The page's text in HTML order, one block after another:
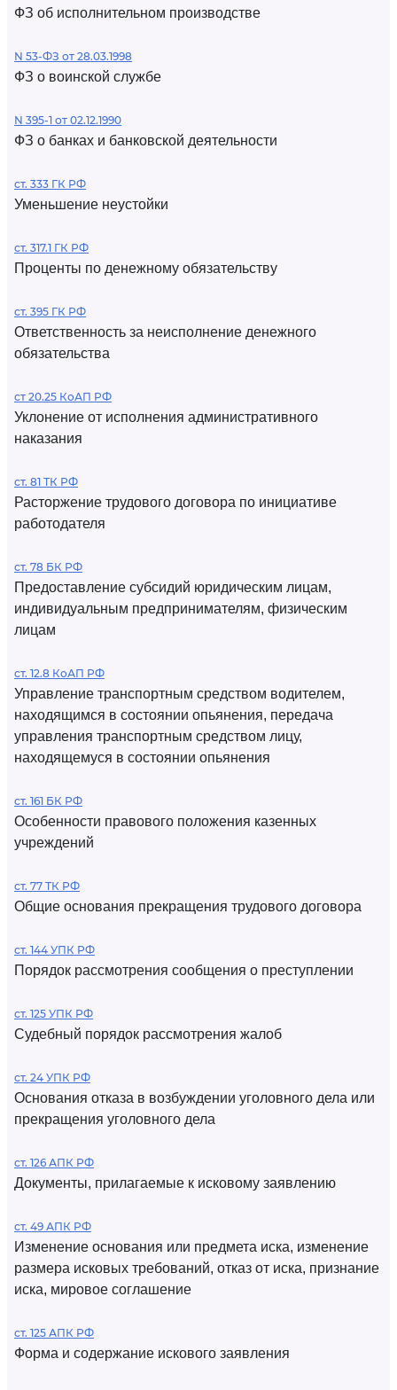
ФЗ об исполнительном производстве
N 53-ФЗ от 28.03.1998
ФЗ о воинской службе
N 395-1 от 02.12.1990
ФЗ о банках и банковской деятельности
ст. 333 ГК РФ
Уменьшение неустойки
ст. 317.1 ГК РФ
Проценты по денежному обязательству
ст. 395 ГК РФ
Ответственность за неисполнение денежного
обязательства
ст 20.25 КоАП РФ
Уклонение от исполнения административного
наказания
ст. 81 ТК РФ
Расторжение трудового договора по инициативе
работодателя
ст. 78 БК РФ
Предоставление субсидий юридическим лицам,
индивидуальным предпринимателям, физическим
лицам
ст. 12.8 КоАП РФ
Управление транспортным средством водителем,
находящимся в состоянии опьянения, передача
управления транспортным средством лицу,
находящемуся в состоянии опьянения
ст. 161 БК РФ
Особенности правового положения казенных
учреждений
ст. 77 ТК РФ
Общие основания прекращения трудового договора
ст. 144 УПК РФ
Порядок рассмотрения сообщения о преступлении
ст. 125 УПК РФ
Судебный порядок рассмотрения жалоб
ст. 24 УПК РФ
Основания отказа в возбуждении уголовного дела или
прекращения уголовного дела
ст. 126 АПК РФ
Документы, прилагаемые к исковому заявлению
ст. 49 АПК РФ
Изменение основания или предмета иска, изменение
размера исковых требований, отказ от иска, признание
иска, мировое соглашение
ст. 125 АПК РФ
Форма и содержание искового заявления